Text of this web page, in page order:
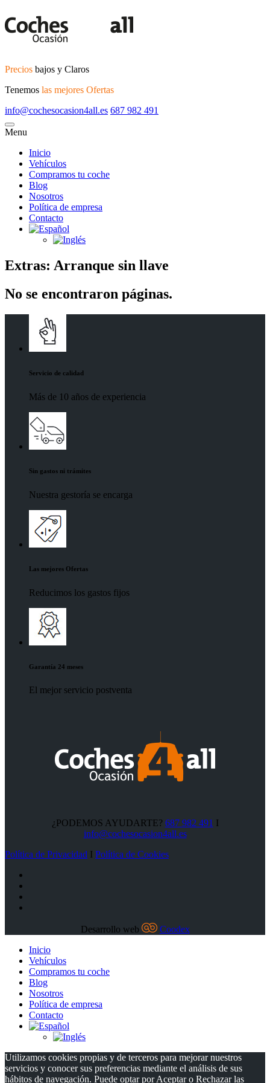
Precios bajos y Claros
Tenemos las mejores Ofertas
info@cochesocasion4all.es 687 982 491
Menu
Inicio
Vehículos
Compramos tu coche
Blog
Nosotros
Política de empresa
Contacto
Extras: Arranque sin llave
No se encontraron páginas.
Servicio de calidad
Más de 10 años de experiencia
Sin gastos ni trámites
Nuestra gestoría se encarga
Las mejores Ofertas
Reducimos los gastos fijos
Garantía 24 meses
El mejor servicio postventa
¿PODEMOS AYUDARTE? 687 982 491 I
info@cochesocasion4all.es
Política de Privacidad I Política de Cookies
Desarrollo web
Coodex
Inicio
Vehículos
Compramos tu coche
Blog
Nosotros
Política de empresa
Contacto
Utilizamos cookies propias y de terceros para mejorar nuestros
servicios y conocer sus preferencias mediante el análisis de sus
hábitos de navegación. Puede optar por Aceptar o Rechazar las